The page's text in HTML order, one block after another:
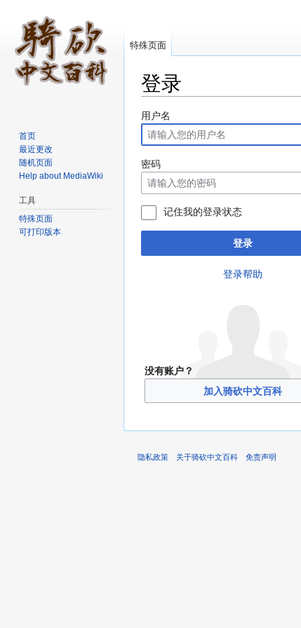
登录
用户名
密码
记住我的登录状态
登录
登录帮助
没有账户？
加入骑砍中文百科
特殊页面
首页
最近更改
随机页面
Help about MediaWiki
工具
特殊页面
可打印版本
隐私政策 关于骑砍中文百科 免责声明